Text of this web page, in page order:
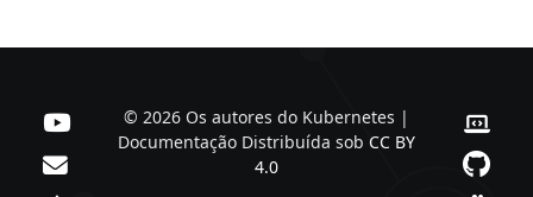
© 2026 Os autores do Kubernetes |
Documentação Distribuída sob CC BY
4.0